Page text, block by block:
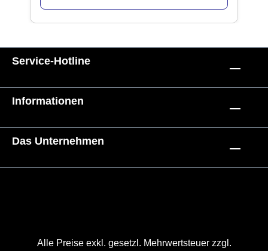
Service-Hotline
Informationen
Das Unternehmen
Alle Preise exkl. gesetzl. Mehrwertsteuer zzgl.